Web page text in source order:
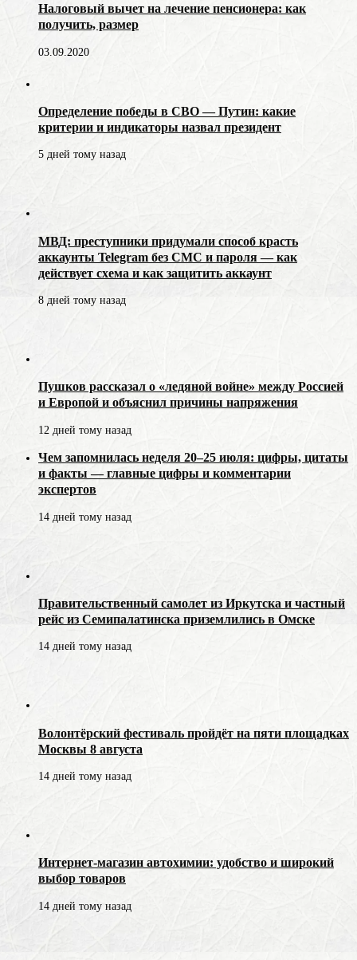
Налоговый вычет на лечение пенсионера: как
получить, размер
03.09.2020
Определение победы в СВО — Путин: какие
критерии и индикаторы назвал президент
5 дней тому назад
МВД: преступники придумали способ красть
аккаунты Telegram без СМС и пароля — как
действует схема и как защитить аккаунт
8 дней тому назад
Пушков рассказал о «ледяной войне» между Россией
и Европой и объяснил причины напряжения
12 дней тому назад
Чем запомнилась неделя 20–25 июля: цифры, цитаты
и факты — главные цифры и комментарии
экспертов
14 дней тому назад
Правительственный самолет из Иркутска и частный
рейс из Семипалатинска приземлились в Омске
14 дней тому назад
Волонтёрский фестиваль пройдёт на пяти площадках
Москвы 8 августа
14 дней тому назад
Интернет-магазин автохимии: удобство и широкий
выбор товаров
14 дней тому назад